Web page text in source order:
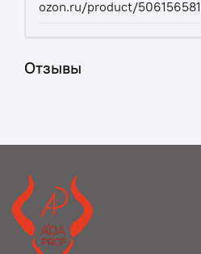
ozon.ru/product/506156581
Отзывы